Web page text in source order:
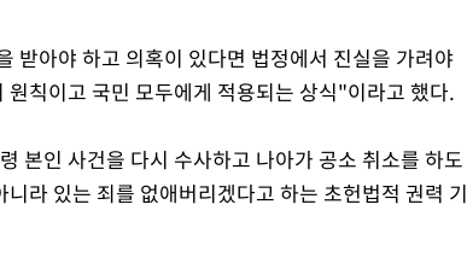
받아야 하고 의혹이 있다면 법정에서 진실을 가려야
칙이고 국민 모두에게 적용되는 상식"이라고 했다.
본인 사건을 다시 수사하고 나아가 공소 취소를 하도
라 있는 죄를 없애버리겠다고 하는 초헌법적 권력 기